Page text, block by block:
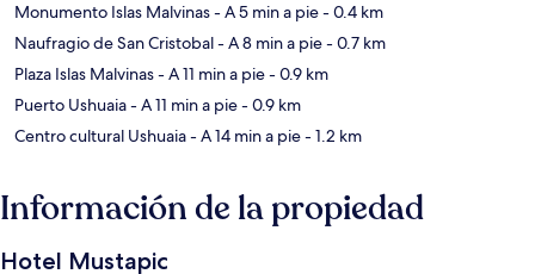
Monumento Islas Malvinas- A 5 min a pie- 0.4 km
Naufragio de San Cristobal- A 8 min a pie- 0.7 km
Plaza Islas Malvinas- A 11 min a pie- 0.9 km
Puerto Ushuaia- A 11 min a pie- 0.9 km
Centro cultural Ushuaia- A 14 min a pie- 1.2 km
Información de la propiedad
Hotel Mustapic